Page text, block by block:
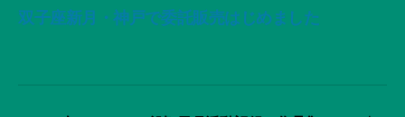
双子座新月・神戸で委託販売はじめました